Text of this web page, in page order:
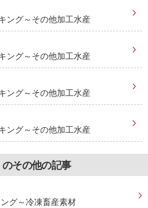
ング～その他加工水産
ング～その他加工水産
ング～その他加工水産
ング～その他加工水産
のその他の記事
グ～冷凍畜産素材